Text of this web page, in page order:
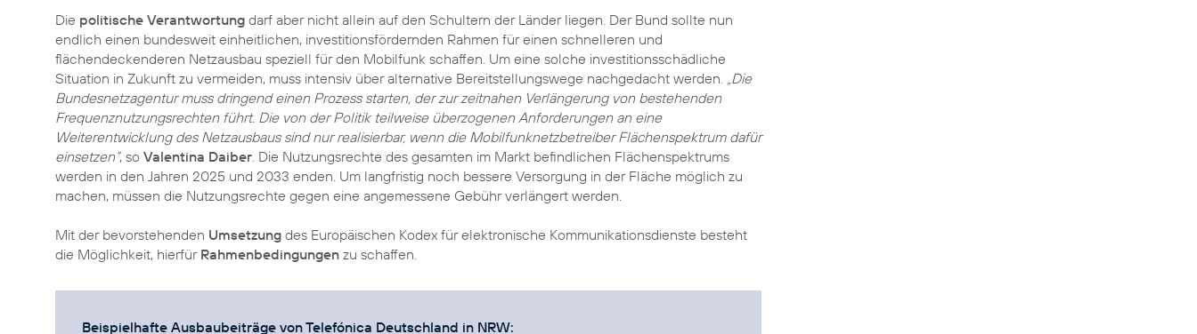
Die politische Verantwortung darf aber nicht allein auf den Schultern der Länder liegen. Der Bund sollte nun
endlich einen bundesweit einheitlichen, investitionsfördernden Rahmen für einen schnelleren und
flächendeckenderen Netzausbau speziell für den Mobilfunk schaffen. Um eine solche investitionsschädliche
Situation in Zukunft zu vermeiden, muss intensiv über alternative Bereitstellungswege nachgedacht werden. „Die
Bundesnetzagentur muss dringend einen Prozess starten, der zur zeitnahen Verlängerung von bestehenden
Frequenznutzungsrechten führt. Die von der Politik teilweise überzogenen Anforderungen an eine
Weiterentwicklung des Netzausbaus sind nur realisierbar, wenn die Mobilfunknetzbetreiber Flächenspektrum dafür
einsetzen“, so Valentina Daiber. Die Nutzungsrechte des gesamten im Markt befindlichen Flächenspektrums
werden in den Jahren 2025 und 2033 enden. Um langfristig noch bessere Versorgung in der Fläche möglich zu
machen, müssen die Nutzungsrechte gegen eine angemessene Gebühr verlängert werden.
Mit der bevorstehenden Umsetzung des Europäischen Kodex für elektronische Kommunikationsdienste besteht
die Möglichkeit, hierfür Rahmenbedingungen zu schaffen.
Beispielhafte Ausbaubeiträge von Telefónica Deutschland in NRW: